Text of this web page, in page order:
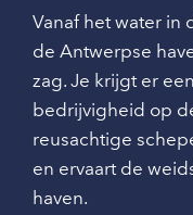
Vanaf het water in
de Antwerpse
zag. Je krijgt er
bedrijvigheid op
reusachtige
en ervaart de
haven.